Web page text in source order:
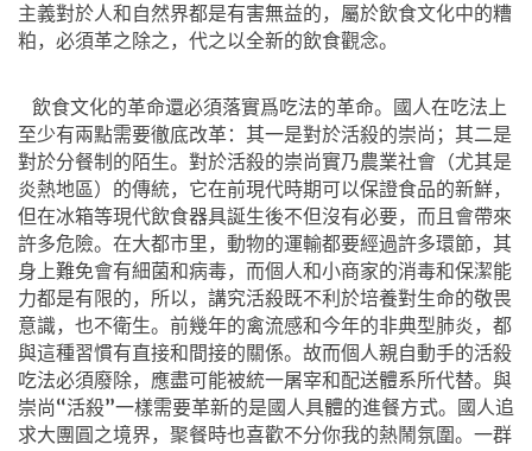
主義對於人和自然界都是有害無益的，屬於飲食文化中的糟
粕，必須革之除之，代之以全新的飲食觀念。
飲食文化的革命還必須落實爲吃法的革命。國人在吃法上
至少有兩點需要徹底改革：其一是對於活殺的崇尚；其二是
對於分餐制的陌生。對於活殺的崇尚實乃農業社會（尤其是
炎熱地區）的傳統，它在前現代時期可以保證食品的新鮮，
但在冰箱等現代飲食器具誕生後不但沒有必要，而且會帶來
許多危險。在大都市里，動物的運輸都要經過許多環節，其
身上難免會有細菌和病毒，而個人和小商家的消毒和保潔能
力都是有限的，所以，講究活殺既不利於培養對生命的敬畏
意識，也不衛生。前幾年的禽流感和今年的非典型肺炎，都
與這種習慣有直接和間接的關係。故而個人親自動手的活殺
吃法必須廢除，應盡可能被統一屠宰和配送體系所代替。與
崇尚“活殺”一樣需要革新的是國人具體的進餐方式。國人追
求大團圓之境界，聚餐時也喜歡不分你我的熱鬧氛圍。一群